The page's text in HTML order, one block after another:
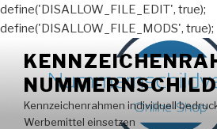
define('DISALLOW_FILE_EDIT', true);
define('DISALLOW_FILE_MODS', true);
Inhalt
springen
Kennzeichenrahmen individuell
Werbemittel einsetzen